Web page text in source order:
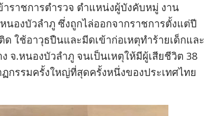
ราชการตำรวจ ตำแหน่งผู้บังคับหมู่ งาน
องบัวลำภู ซึ่งถูกไล่ออกจากราชการตั้งแต่ปี
ใช้อาวุธปืนและมีดเข้าก่อเหตุทำร้ายเด็กและ
จ.หนองบัวลำภู จนเป็นเหตุให้มีผู้เสียชีวิต 38
กรรมครั้งใหญ่ที่สุดครั้งหนึ่งของประเทศไทย